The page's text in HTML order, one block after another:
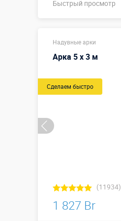
Быстрый просмотр
Надувные арки
Арка 5 х 3 м
Сделаем быстро
(11934)
1 827 Br